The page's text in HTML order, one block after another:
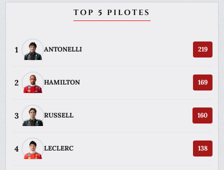
TOP 5 PILOTES
1 ANTONELLI 219
2 HAMILTON 169
3 RUSSELL 160
4 LECLERC 138